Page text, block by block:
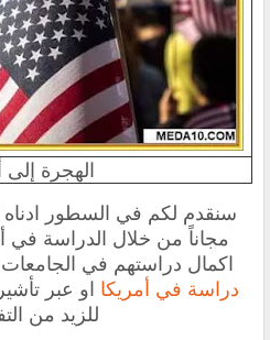
الهجرة إلى
سنقدم لكم في السطور ادناه
مجاناً من خلال الدراسة في
اكمال دراستهم في
دراسة في أمريكا او عبر
للزيد من